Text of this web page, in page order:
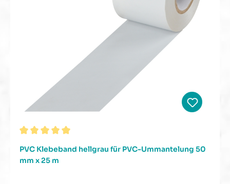
PVC Klebeband hellgrau für PVC-Ummantelung 50
mm x 25 m